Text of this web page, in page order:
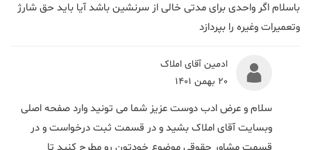
باسلام اگر واحدی برای مدتی خالی از سرنشین باشد آیا باید حق شارژ
وتعمیرات وغیره را بپردازد
ادمین آقای املاک
20 بهمن 1401
سلام و عرض ادب دوست عزیز شما می تونید وارد صفحه اصلی
وبسایت آقای املاک بشید و در قسمت ثبت درخواست و در